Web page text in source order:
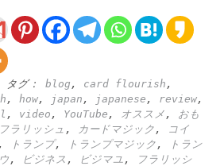
タグ： blog , card flourish ,
, how, japan , japanese , review,
, video , YouTube , オススメ ,
おも
ラリッシュ , カードマジック ,
コイ
, トランプ, トランプマジック ,
トラン
, ビジネス , ビジマユ ,
フラリッシ